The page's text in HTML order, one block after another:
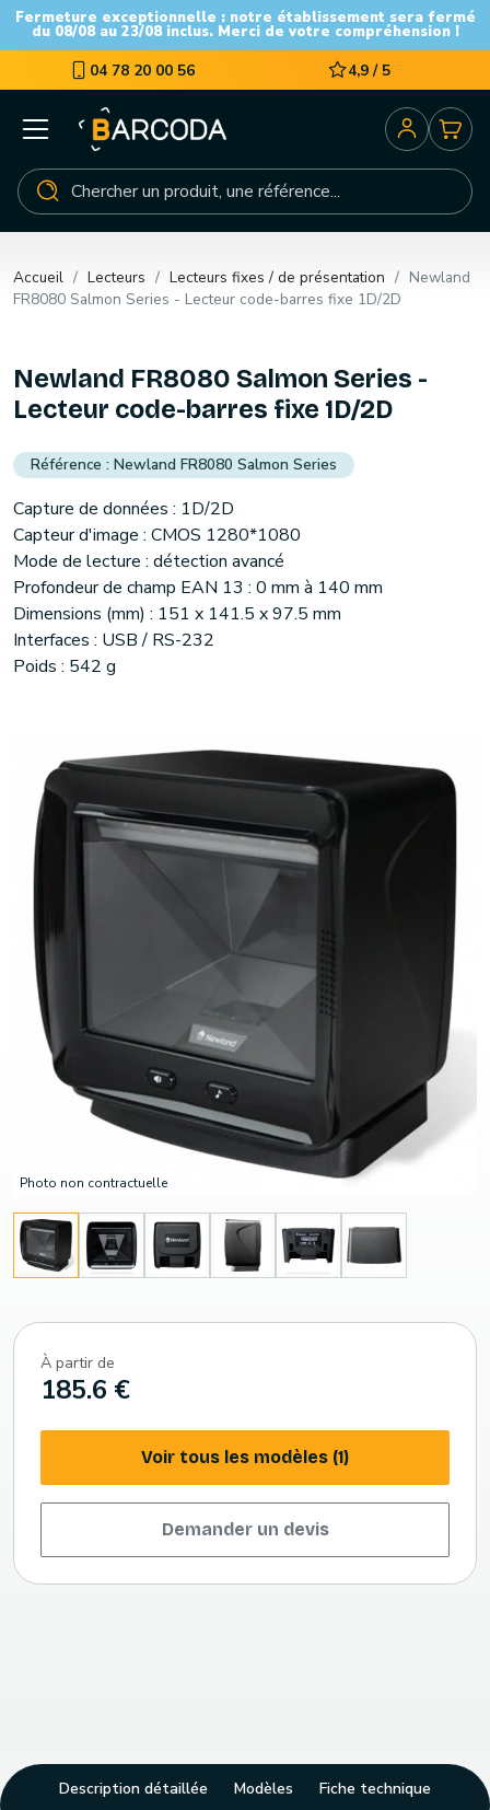
Fermeture exceptionnelle : notre établissement sera fermé
du 08/08 au 23/08 inclus. Merci de votre compréhension !
04 78 20 00 56 4,9 / 5
Accueil Lecteurs Lecteurs fixes / de présentation
Newland
FR8080 Salmon Series - Lecteur code-barres fixe 1D/2D
Photo non contractuelle
Newland FR8080 Salmon Series -
Lecteur code-barres fixe 1D/2D
Newland FR8080 Salmon Series
Capture de données : 1D/2D
Capteur d'image : CMOS 1280*1080
Mode de lecture : détection avancé
Profondeur de champ EAN 13 : 0 mm à 140 mm
Dimensions (mm) : 151 x 141.5 x 97.5 mm
Interfaces : USB / RS-232
Poids : 542 g
À partir de
185.6 €
Voir tous les modèles (1)
Demander un devis
Description détaillée Modèles
Fiche technique